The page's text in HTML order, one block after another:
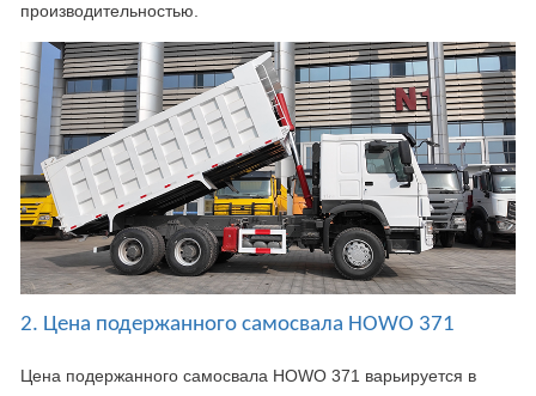
производительностью
2. Цена подержанного самосвала HOWO 371
Цена подержанного самосвала HOWO 371 варьируется в